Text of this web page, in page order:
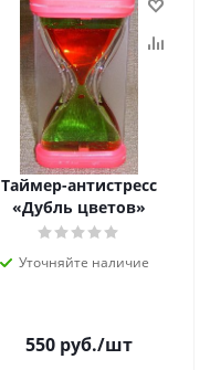
Таймер-антистресс
«Дубль цветов»
Уточняйте наличие
550 руб./шт